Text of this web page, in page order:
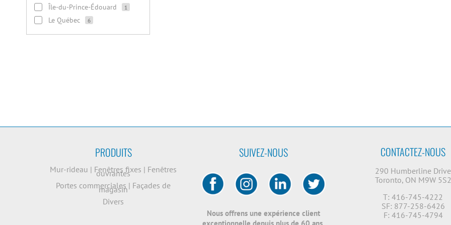
Île-du-Prince-Édouard 1
Le Québec 6
PRODUITS
Mur-rideau | Fenêtres fixes | Fenêtres
ouvrantes
Portes commerciales | Façades de
magasin
Divers
SUIVEZ-NOUS
Nous offrens une expérience client
CONTACTEZ-NOUS
290 Humberline Drive
Toronto, ON M9W 5S2
T: 416-745-4222
SF: 877-258-6426
F: 416-745-4794